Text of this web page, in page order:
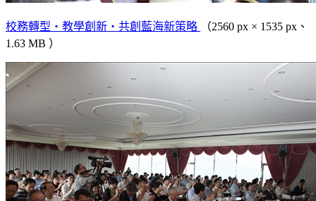
校務轉型‧教學創新‧共創藍海新策略
（2560 px × 1535 px、
1.63 MB ）